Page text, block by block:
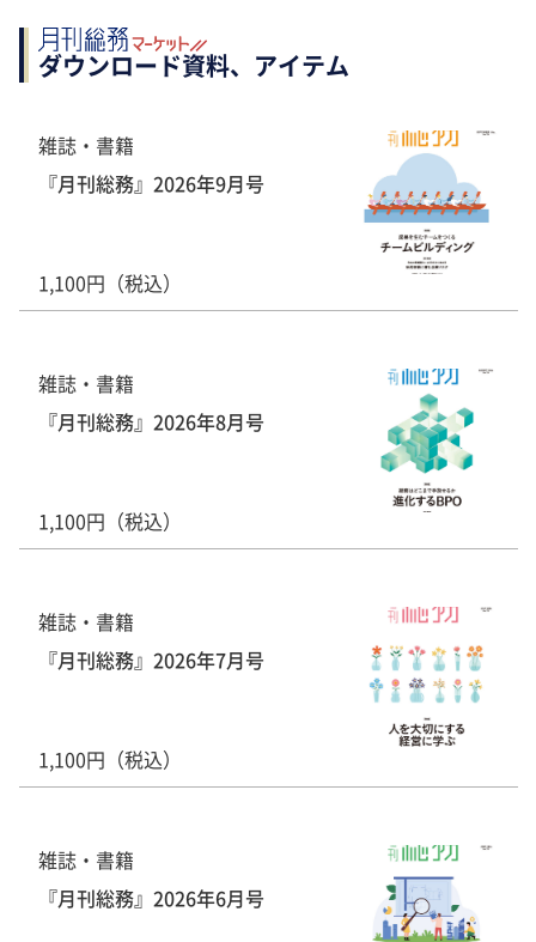
ダウンロード資料、アイテム
雑誌・書籍
『月刊総務』2026年9月号
1,100円（税込）
雑誌・書籍
『月刊総務』2026年8月号
1,100円（税込）
雑誌・書籍
『月刊総務』2026年7月号
1,100円（税込）
雑誌・書籍
『月刊総務』2026年6月号